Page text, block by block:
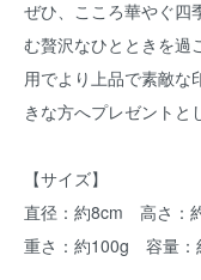
ぜひ、こころ華やぐ四
む贅沢なひとときを過
用でより上品で素敵な
きな方へプレゼントと
【サイズ】
直径：約8cm 高さ：
重さ：約100g 容量：